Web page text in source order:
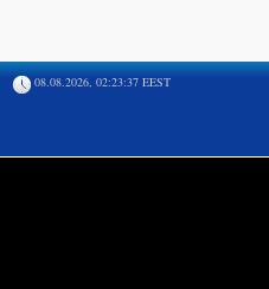
08.08.2026, 02:23:37 EEST